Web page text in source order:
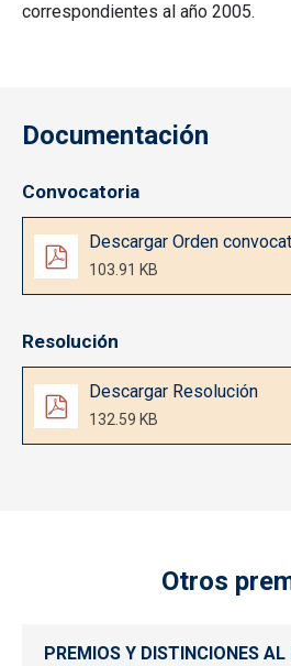
correspondientes al año 2005.
Documentación
Convocatoria
Documento
Descargar Orden
103.91 KB
Resolución
Documento
Descargar Resolución
132.59 KB
Otros
PREMIOS Y DISTINCIONES AL